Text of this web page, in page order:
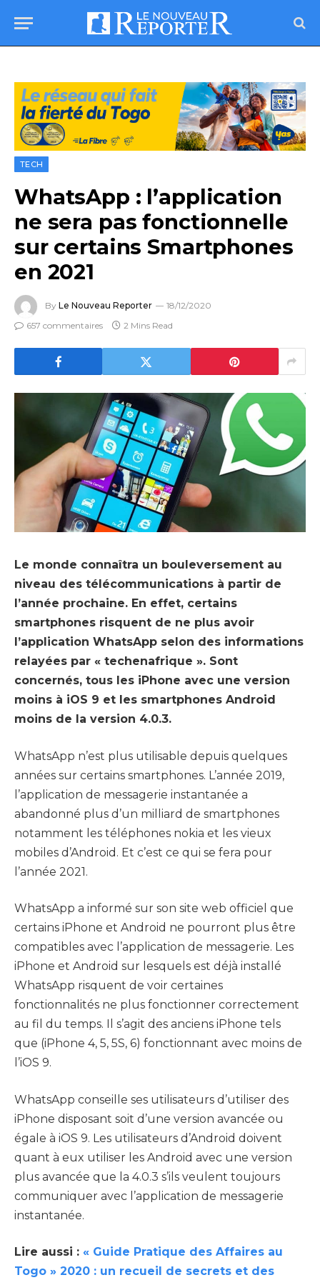
TECH
WhatsApp : l’application
ne sera pas fonctionnelle
sur certains Smartphones
en 2021
By Le Nouveau Reporter
18/12/2020
657 commentaires
2 Mins Read
Le monde connaîtra un bouleversement au
niveau des télécommunications à partir de
l’année prochaine. En effet, certains
smartphones risquent de ne plus avoir
l’application WhatsApp selon des informations
relayées par « techenafrique ». Sont
concernés, tous les iPhone avec une version
moins à iOS 9 et les smartphones Android
moins de la version 4.0.3.
WhatsApp n’est plus utilisable depuis quelques
années sur certains smartphones. L’année 2019,
l’application de messagerie instantanée a
abandonné plus d’un milliard de smartphones
notamment les téléphones nokia et les vieux
mobiles d’Android. Et c’est ce qui se fera pour
l’année 2021.
WhatsApp a informé sur son site web officiel que
certains iPhone et Android ne pourront plus être
compatibles avec l’application de messagerie. Les
iPhone et Android sur lesquels est déjà installé
WhatsApp risquent de voir certaines
fonctionnalités ne plus fonctionner correctement
au fil du temps. Il s’agit des anciens iPhone tels
que (iPhone 4, 5, 5S, 6) fonctionnant avec moins de
l’iOS 9.
WhatsApp conseille ses utilisateurs d’utiliser des
iPhone disposant soit d’une version avancée ou
égale à iOS 9. Les utilisateurs d’Android doivent
quant à eux utiliser les Android avec une version
plus avancée que la 4.0.3 s’ils veulent toujours
communiquer avec l’application de messagerie
instantanée.
Lire aussi : « Guide Pratique des Affaires au
Togo » 2020 : un recueil de secrets et des